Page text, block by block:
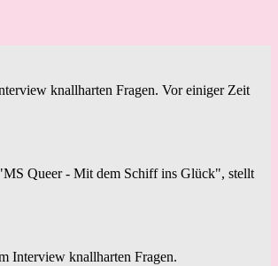
knallharten Fragen. Vor einiger Zeit
Queer - Mit dem Schiff ins Glück", stellt
Interview knallharten Fragen.